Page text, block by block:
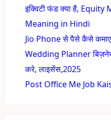
इक्विटी फंड क्या है, Equity
Meaning in Hindi
Jio Phone से पैसे कैसे
Wedding Planner
करे, लाइसेंस,2025
Post Office Me Job